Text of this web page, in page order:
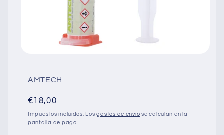
ventana
AMTECH
Precio
habitual
€18,00
Impuestos incluidos. Losgastos de envío se calculan en la
pantalla de pago.